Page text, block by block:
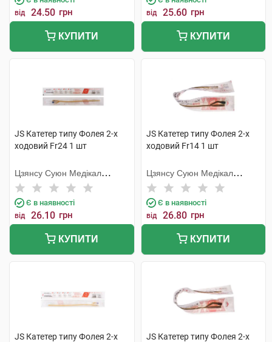
від 24.50 грн
КУПИТИ
від 25.60 грн
КУПИТИ
JS Катетер типу Фолея 2-х
ходовий Fr24 1 шт
Цзянсу Суюн Медікал
Метіріалс
Є в наявності
від 26.10 грн
КУПИТИ
JS Катетер типу Фолея 2-х
ходовий Fr14 1 шт
Цзянсу Суюн Медікал
Метіріалс
Є в наявності
від 26.80 грн
КУПИТИ
JS Катетер типу Фолея 2-х
JS Катетер типу Фолея 2-х